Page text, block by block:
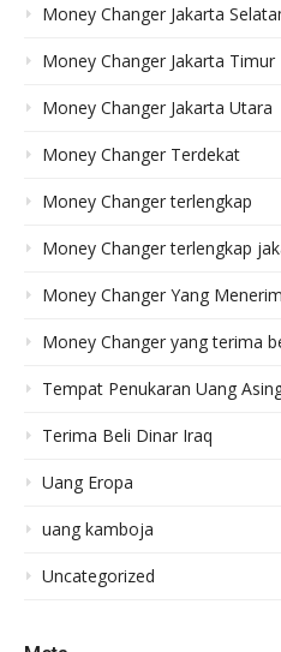
Money Changer Jakarta
Money Changer Jakarta Timur
Money Changer Jakarta Utara
Money Changer Terdekat
Money Changer terlengkap
Money Changer terlengkap
Money Changer Yang
Money Changer yang terima
Tempat Penukaran Uang
Terima Beli Dinar Iraq
Uang Eropa
uang kamboja
Uncategorized